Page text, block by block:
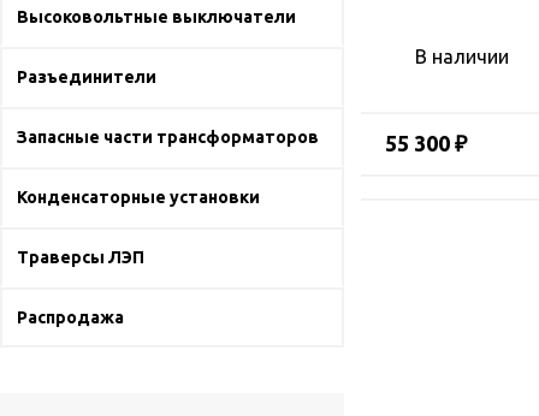
Высоковольтные выключатели
Разъединители
Запасные части трансформаторов
Конденсаторные установки
Траверсы ЛЭП
Распродажа
В наличии
55 300 ₽